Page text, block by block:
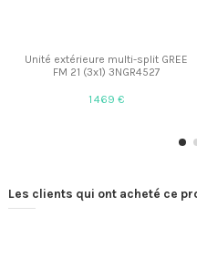
Unité extérieure multi-split GREE
FM 21 (3x1) 3NGR4527
1 469 €
Les clients qui ont acheté ce